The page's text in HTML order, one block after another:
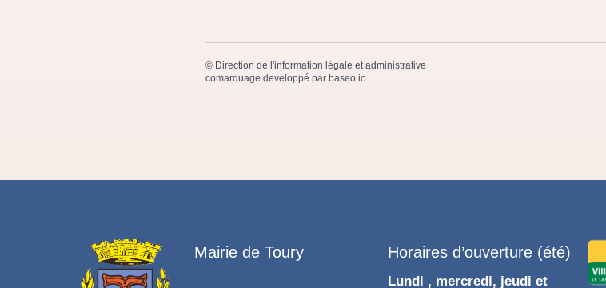
© Direction de l'information légale et administrative
comarquage developpé par baseo.io
Mairie de Toury Horaires d’ouverture (été)
Lundi , mercredi, jeudi et